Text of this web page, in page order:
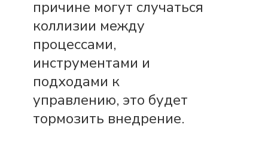
причине могут случаться
коллизии между
процессами,
инструментами и
подходами к
управлению, это будет
тормозить внедрение.